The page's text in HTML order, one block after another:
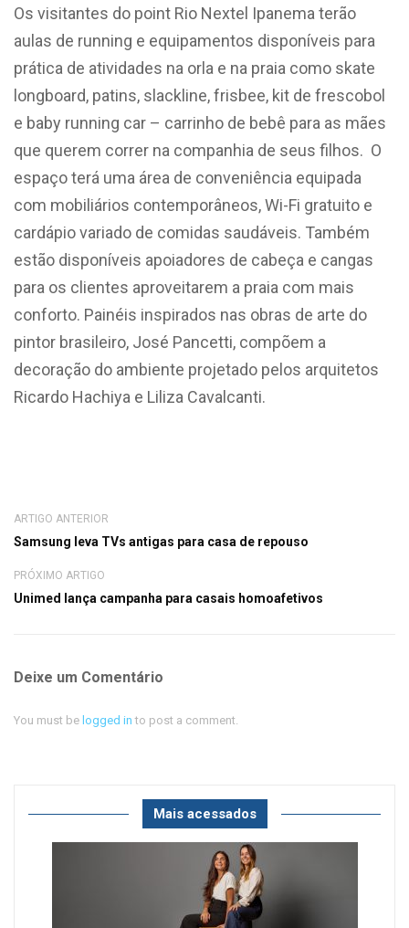
Os visitantes do point Rio Nextel Ipanema terão
aulas de running e equipamentos disponíveis para
prática de atividades na orla e na praia como skate
longboard, patins, slackline, frisbee, kit de frescobol
e baby running car – carrinho de bebê para as mães
que querem correr na companhia de seus filhos. O
espaço terá uma área de conveniência equipada
com mobiliários contemporâneos, Wi-Fi gratuito e
cardápio variado de comidas saudáveis. Também
estão disponíveis apoiadores de cabeça e cangas
para os clientes aproveitarem a praia com mais
conforto. Painéis inspirados nas obras de arte do
pintor brasileiro, José Pancetti, compõem a
decoração do ambiente projetado pelos arquitetos
Ricardo Hachiya e Liliza Cavalcanti.
ARTIGO ANTERIOR
Samsung leva TVs antigas para casa de repouso
PRÓXIMO ARTIGO
Unimed lança campanha para casais homoafetivos
Deixe um Comentário
You must be logged in to post a comment.
Mais acessados